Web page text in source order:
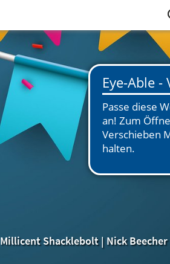
Millicent Shacklebolt| Nick Beecher